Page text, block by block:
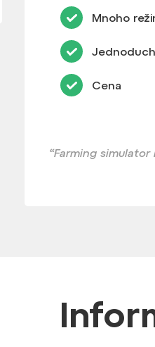
Mnoho
Cena
“Farming